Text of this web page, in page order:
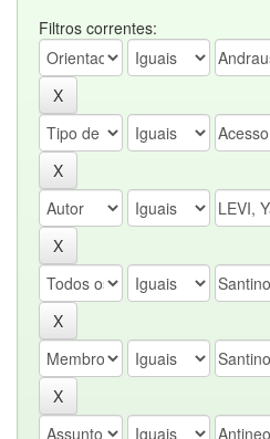
Filtros correntes: